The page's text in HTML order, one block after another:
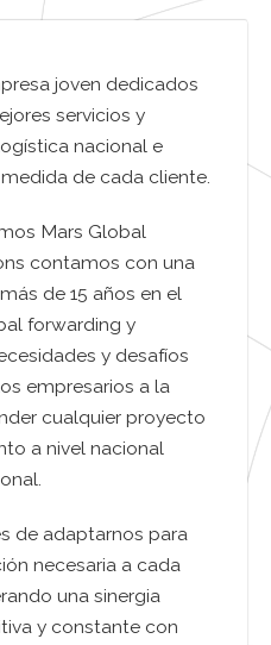
joven dedicados
servicios y
nacional e
de cada cliente.
Mars Global
contamos con una
de 15 años en el
forwarding y
y desafíos
empresarios a la
cualquier proyecto
a nivel nacional
de adaptarnos para
necesaria a cada
una sinergia
y constante con